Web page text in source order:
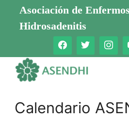
Saltar
contenido
Asociación de
Hidrosadenitis
Calendario